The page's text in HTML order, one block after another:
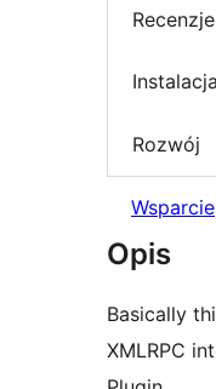
Recenzje
Instalacja
Rozwój
Wsparcie
Opis
Basically
XMLRPC